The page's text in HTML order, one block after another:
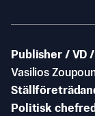
Publisher / VD
Vasilios
Politisk